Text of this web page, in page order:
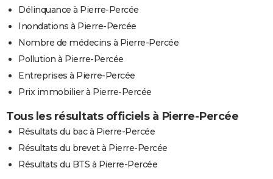
Délinquance à Pierre-Percée
Inondations à Pierre-Percée
Nombre de médecins à Pierre-Percée
Pollution à Pierre-Percée
Entreprises à Pierre-Percée
Prix immobilier à Pierre-Percée
Tous les résultats officiels à Pierre-Percée
Résultats du bac à Pierre-Percée
Résultats du brevet à Pierre-Percée
Résultats du BTS à Pierre-Percée